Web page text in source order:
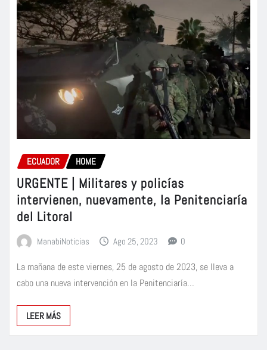
ECUADOR HOME
URGENTE | Militares y policías
intervienen, nuevamente, la Penitenciaría
del Litoral
ManabiNoticias Ago 25, 2023 0
La mañana de este viernes, 25 de agosto de 2023, se lleva a
cabo una nueva intervención en la Penitenciaría…
LEER MÁS